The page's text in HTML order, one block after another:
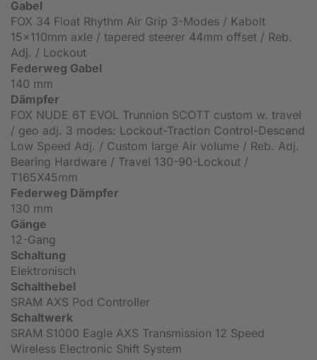
Gabel
FOX 34 Float Rhythm Air Grip 3-Modes / Kabolt
15x110mm axle / tapered steerer 44mm offset / Reb.
Adj. / Lockout
Federweg Gabel
140 mm
Dämpfer
FOX NUDE 6T EVOL Trunnion SCOTT custom w. travel
/ geo adj. 3 modes: Lockout-Traction Control-Descend
Low Speed Adj. / Custom large Air volume / Reb. Adj.
Bearing Hardware / Travel 130-90-Lockout /
T165X45mm
Federweg Dämpfer
130 mm
Gänge
12-Gang
Schaltung
Elektronisch
Schalthebel
SRAM AXS Pod Controller
Schaltwerk
SRAM S1000 Eagle AXS Transmission 12 Speed
Wireless Electronic Shift System